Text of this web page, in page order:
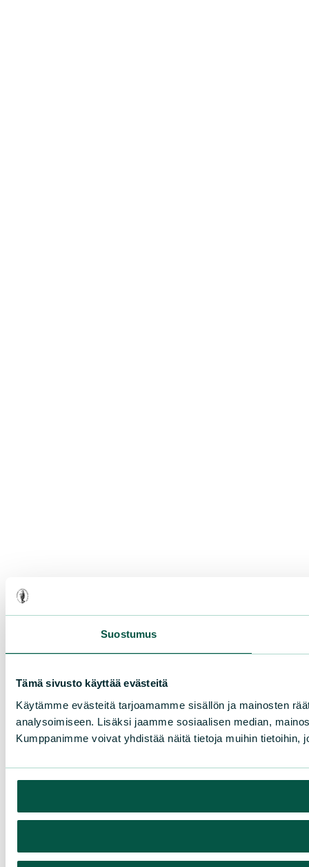
Suostumus
Tämä sivusto käyttää evästeitä
Käytämme evästeitä tarjoamamme sisällön ja mainosten
analysoimiseen. Lisäksi jaamme sosiaalisen median,
Kumppanimme voivat yhdistää näitä tietoja muihin tietoihin,